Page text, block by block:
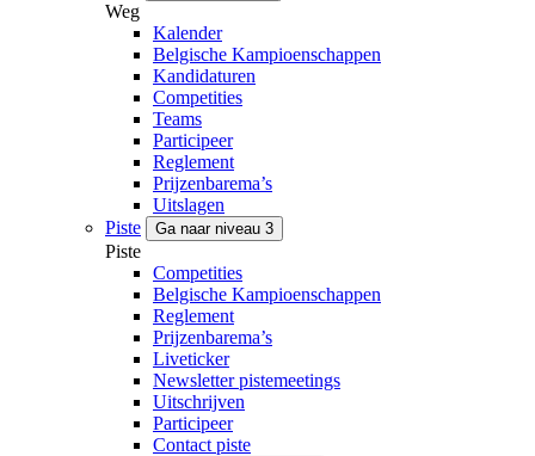
Weg
Kalender
Belgische Kampioenschappen
Kandidaturen
Competities
Teams
Participeer
Reglement
Prijzenbarema’s
Uitslagen
Piste
Ga naar niveau 3
Piste
Competities
Belgische Kampioenschappen
Reglement
Prijzenbarema’s
Liveticker
Newsletter pistemeetings
Uitschrijven
Participeer
Contact piste